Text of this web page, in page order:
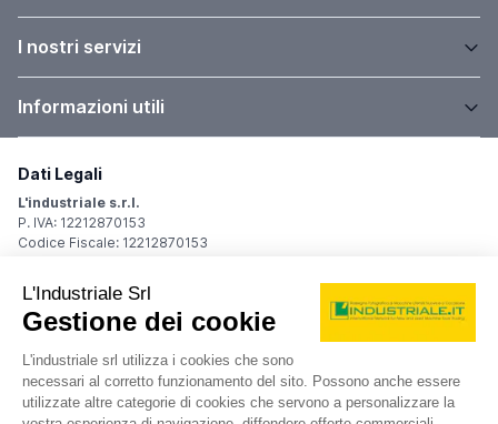
I nostri servizi
Informazioni utili
Dati Legali
L'industriale s.r.l.
P. IVA: 12212870153
Codice Fiscale: 12212870153
Sede Legale
Via Carlo Dolci, 32
20148 Milano (MI)
Italy
Registro Imprese